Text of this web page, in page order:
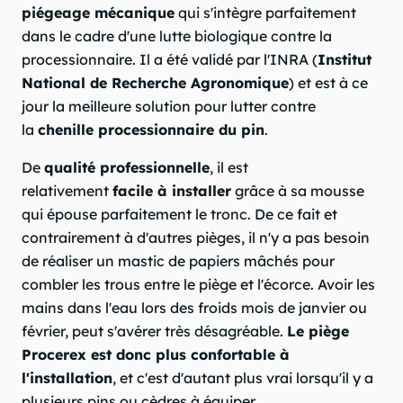
piégeage mécanique qui s'intègre parfaitement
dans le cadre d'une lutte biologique contre la
processionnaire. Il a été validé par l'INRA (Institut
National de Recherche Agronomique) et est à ce
jour la meilleure solution pour lutter contre
la chenille processionnaire du pin.
De qualité professionnelle, il est
relativement facile à installer grâce à sa mousse
qui épouse parfaitement le tronc. De ce fait et
contrairement à d'autres pièges, il n'y a pas besoin
de réaliser un mastic de papiers mâchés pour
combler les trous entre le piège et l'écorce. Avoir les
mains dans l'eau lors des froids mois de janvier ou
février, peut s'avérer très désagréable. Le piège
Procerex est donc plus confortable à
l'installation, et c'est d'autant plus vrai lorsqu'il y a